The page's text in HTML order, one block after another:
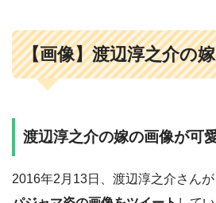
【画像】渡辺淳之介の
渡辺淳之介の嫁の画像が可
2016年2月13日、渡辺淳之介さんが